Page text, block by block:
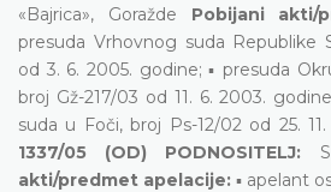
«Bajrica», Goražde Pobijani akti/
presuda Vrhovnog suda Republike
od 3. 6. 2005. godine; ▪ presuda
broj Gž-217/03 od 11. 6. 2003.
suda u Foči, broj Ps-12/02 od 25.
1337/05 (OD) PODNOSITELJ:
akti/predmet apelacije: ▪ apelant